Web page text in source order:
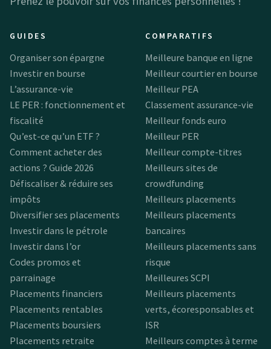
GUIDES
Organiser son épargne
Investir en bourse
L’assurance-vie
LE PER : fonctionnement et
fiscalité
Qu’est-ce qu’un ETF ?
Comment acheter des
actions ? Guide 2026
Défiscaliser & réduire ses
impôts
Diversifier ses placements
Investir dans le pétrole
Investir dans l’or
Codes promos et
parrainage
Placements financiers
Placements rentables
Placements boursiers
Placements retraite
COMPARATIFS
Meilleure banque en ligne
Meilleur courtier en bourse
Meilleur PEA
Classement assurance-vie
Meilleur fonds euro
Meilleur PER
Meilleur compte-titres
Meilleurs sites de
crowdfunding
Meilleurs placements
Meilleurs placements
bancaires
Meilleurs placements sans
risque
Meilleures SCPI
Meilleurs placements
verts, écoresponsables et
ISR
Meilleurs comptes à terme